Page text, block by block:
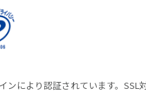
ンにより認証されています。